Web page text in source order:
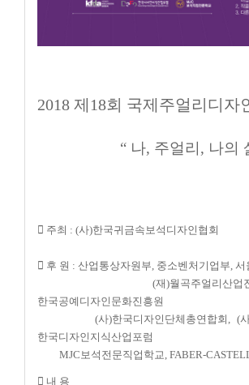
2018 제18회 국제주얼리디자
“ 나, 주얼리, 나의
 주최 : (사)한국귀금속보석디자인협회
 후 원 : 산업통상자원부, 중소벤처기업부, 서
(재)월곡주얼리산업진
한국공예디자인문화진흥원
(사)한국디자인단체총연합회, (사)한
한국디자인지식산업포럼
MJC보석전문직업학교, FABER-
 내 용